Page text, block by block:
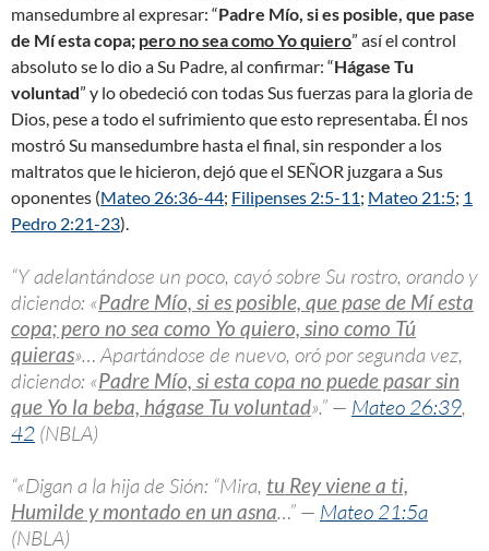
mansedumbre al expresar: “Padre Mío, si es posible, que pase
de Mí esta copa; pero no sea como Yo quiero” así el control
absoluto se lo dio a Su Padre, al confirmar: “Hágase Tu
voluntad” y lo obedeció con todas Sus fuerzas para la gloria de
Dios, pese a todo el sufrimiento que esto representaba. Él nos
mostró Su mansedumbre hasta el final, sin responder a los
maltratos que le hicieron, dejó que el SEÑOR juzgara a Sus
oponentes (Mateo 26:36-44; Filipenses 2:5-11; Mateo 21:5; 1
Pedro 2:21-23).
“Y adelantándose un poco, cayó sobre Su rostro, orando y
diciendo: «Padre Mío, si es posible, que pase de Mí esta
copa; pero no sea como Yo quiero, sino como Tú
quieras»… Apartándose de nuevo, oró por segunda vez,
diciendo: «Padre Mío, si esta copa no puede pasar sin
que Yo la beba, hágase Tu voluntad».” — Mateo 26:39,
42 (NBLA)
“«Digan a la hija de Sión: “Mira, tu Rey viene a ti,
Humilde y montado en un asna…” — Mateo 21:5a
(NBLA)